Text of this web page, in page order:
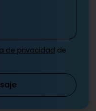
de privacidad de